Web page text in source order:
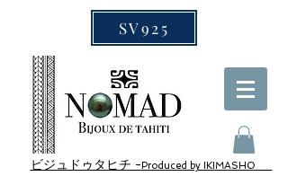
SV925
ビジュドゥタヒチ - Produced by IKIMASHO